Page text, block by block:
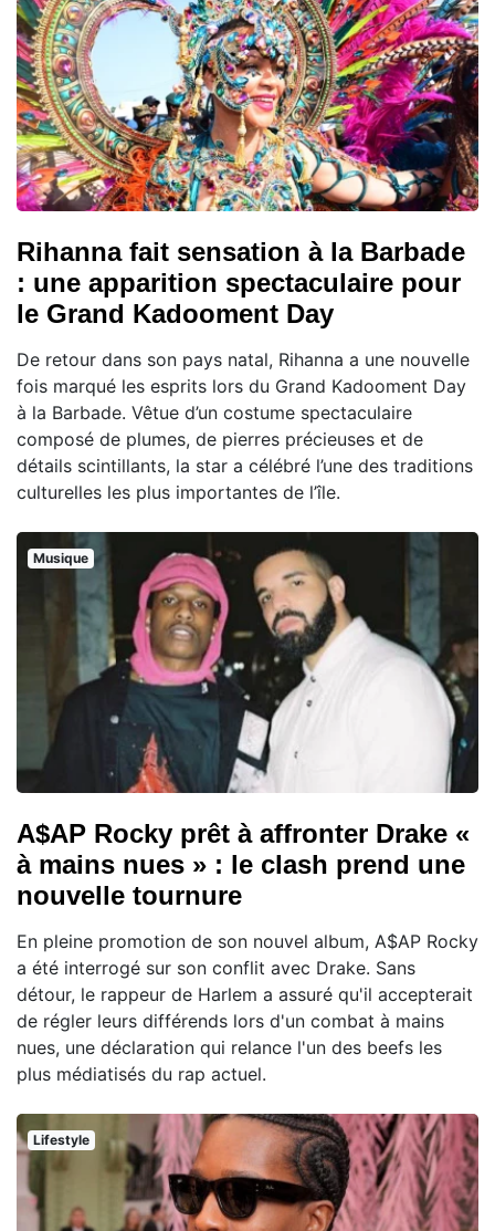
Rihanna fait sensation à la Barbade
: une apparition spectaculaire pour
le Grand Kadooment Day
De retour dans son pays natal, Rihanna a une nouvelle
fois marqué les esprits lors du Grand Kadooment Day
à la Barbade. Vêtue d’un costume spectaculaire
composé de plumes, de pierres précieuses et de
détails scintillants, la star a célébré l’une des traditions
culturelles les plus importantes de l’île.
Musique
A$AP Rocky prêt à affronter Drake «
à mains nues » : le clash prend une
nouvelle tournure
En pleine promotion de son nouvel album, A$AP Rocky
a été interrogé sur son conflit avec Drake. Sans
détour, le rappeur de Harlem a assuré qu'il accepterait
de régler leurs différends lors d'un combat à mains
nues, une déclaration qui relance l'un des beefs les
plus médiatisés du rap actuel.
Lifestyle